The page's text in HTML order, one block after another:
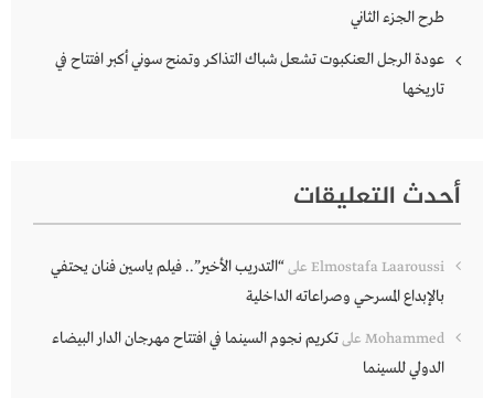
طرح الجزء الثاني
عودة الرجل العنكبوت تشعل شباك التذاكر وتمنح سوني أكبر افتتاح في
تاريخها
أحدث التعليقات
Elmostafa Laaroussi على“التدريب الأخير”.. فيلم ياسين فنان يحتفي
بالإبداع المسرحي وصراعاته الداخلية
Mohammed علىتكريم نجوم السينما في افتتاح مهرجان الدار البيضاء
الدولي للسينما